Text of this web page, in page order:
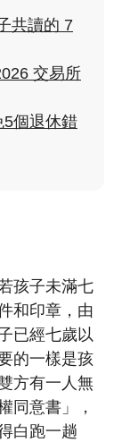
共讀的 7
交易所
個退休錯
孩子未滿七
和印章，由
已經七歲以
的一樣是孩
方有一人無
同意書」，
白跑一趟